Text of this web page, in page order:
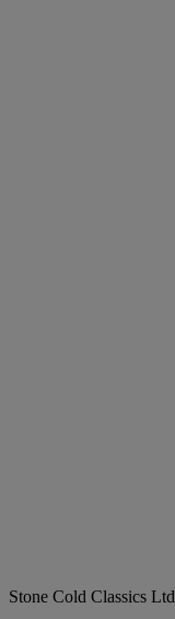
Stone Cold Classics Ltd